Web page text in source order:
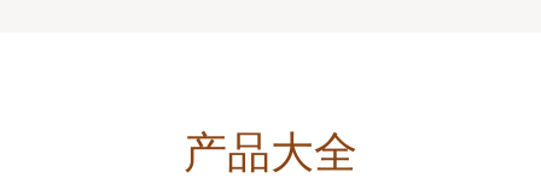
产品大全